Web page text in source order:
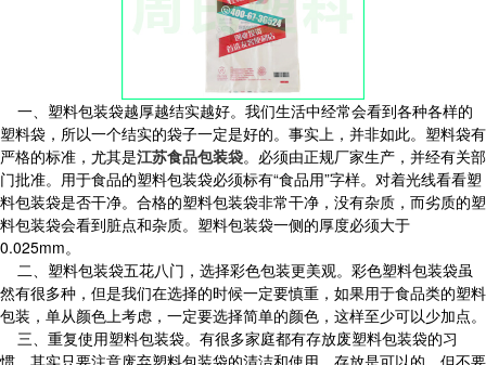
一、塑料包装袋越厚越结实越好。我们生活中经常会看到各种各样的
塑料袋，所以一个结实的袋子一定是好的。事实上，并非如此。塑料袋有
严格的标准，尤其是江苏食品包装袋。必须由正规厂家生产，并经有关部
门批准。用于食品的塑料包装袋必须标有“食品用”字样。对着光线看看塑
料包装袋是否干净。合格的塑料包装袋非常干净，没有杂质，而劣质的塑
料包装袋会看到脏点和杂质。塑料包装袋一侧的厚度必须大于
0.025mm。
二、塑料包装袋五花八门，选择彩色包装更美观。彩色塑料包装袋虽
然有很多种，但是我们在选择的时候一定要慎重，如果用于食品类的塑料
包装，单从颜色上考虑，一定要选择简单的颜色，这样至少可以少加点。
三、重复使用塑料包装袋。有很多家庭都有存放废塑料包装袋的习
惯。其实只要注意废弃塑料包装袋的清洁和使用，存放是可以的，但不要